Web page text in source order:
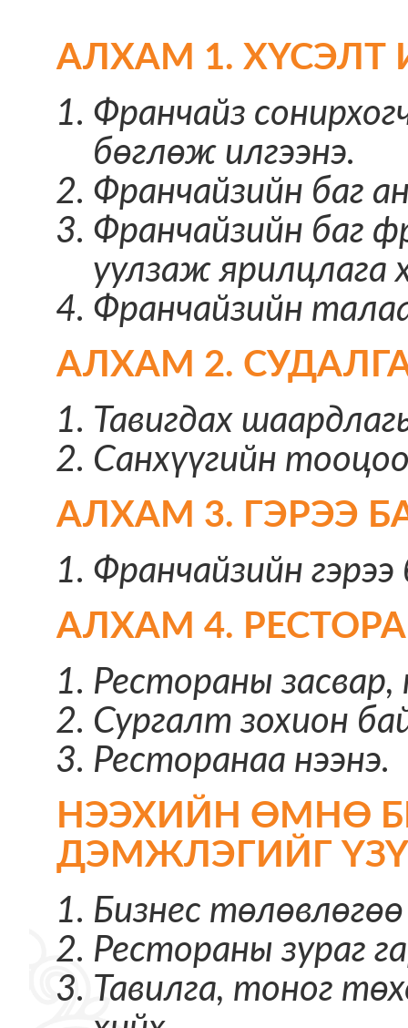
АЛХАМ 1. ХҮСЭЛТ
Франчайз
бөглөж илгээнэ.
Франчайзийн баг
Франчайзийн баг
уулзаж ярилцлага
Франчайзийн
АЛХАМ 2.
Тавигдах
Санхүүгийн
АЛХАМ 3. ГЭРЭЭ
Франчайзийн гэрээ
АЛХАМ 4.
Рестораны
Сургалт зохион
Ресторанаа нээнэ.
НЭЭХИЙН ӨМНӨ
ДЭМЖЛЭГИЙГ
Бизнес
Рестораны зураг
Тавилга, тоног